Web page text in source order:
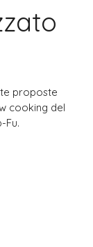
proposte
cooking del
Fu.